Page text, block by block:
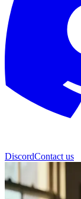
DiscordContact us